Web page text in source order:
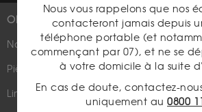
OR
Nouveautés
Pièces d'or d'investissement
Lingots et lingotins
PLUS
Suivez-
Nous vous rappelons que nos
contacteront jamais depuis
téléphone portable (et
commençant par 07), et ne se
à votre domicile à la suite
En cas de doute, contactez-
uniquement au 0800